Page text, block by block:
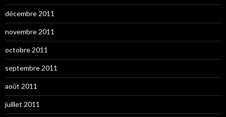
décembre 2011
novembre 2011
octobre 2011
septembre 2011
août 2011
juillet 2011